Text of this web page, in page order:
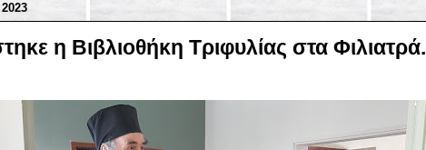
η Βιβλιοθήκη Τριφυλίας στα Φιλιατρά.